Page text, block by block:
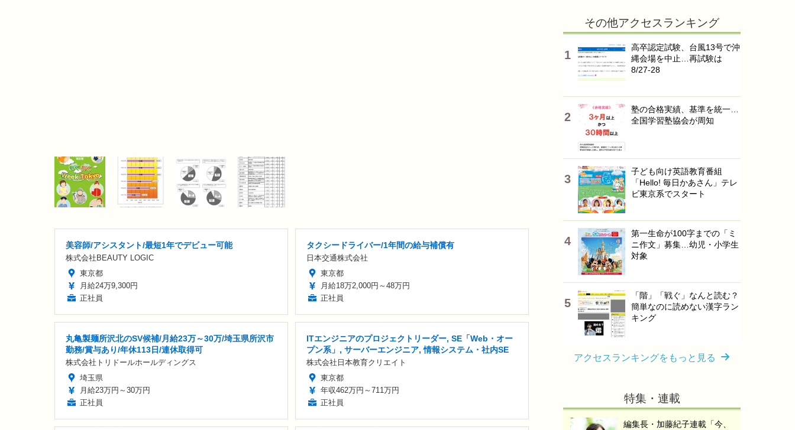
美容師/アシスタント/最短1年でデビュー可能
株式会社BEAUTY LOGIC
東京都
月給24万9,300円
正社員
タクシードライバー/1年間の給与補償有
日本交通株式会社
東京都
月給18万2,000円～48万円
正社員
丸亀製麺所沢北のSV候補/月給23万～30万/埼玉県所沢市
勤務/賞与あり/年休113日/連休取得可
株式会社トリドールホールディングス
埼玉県
月給23万円～30万円
正社員
ITエンジニアのプロジェクトリーダー, SE「Web・オー
プン系」, サーバーエンジニア, 情報システム・社内SE
株式会社日本教育クリエイト
東京都
年収462万円～711万円
正社員
その他アクセスランキング
高卒認定試験、台風13号で沖
縄会場を中止…再試験は
8/27-28
塾の合格実績、基準を統一…
全国学習塾協会が周知
子ども向け英語教育番組
「Hello! 毎日かあさん」テレ
ビ東京系でスタート
第一生命が100字までの「ミ
ニ作文」募集…幼児・小学生
対象
「階」「戦ぐ」なんと読む？
簡単なのに読めない漢字ラン
キング
アクセスランキングをもっと見る
特集・連載
編集長・加藤紀子連載「今、